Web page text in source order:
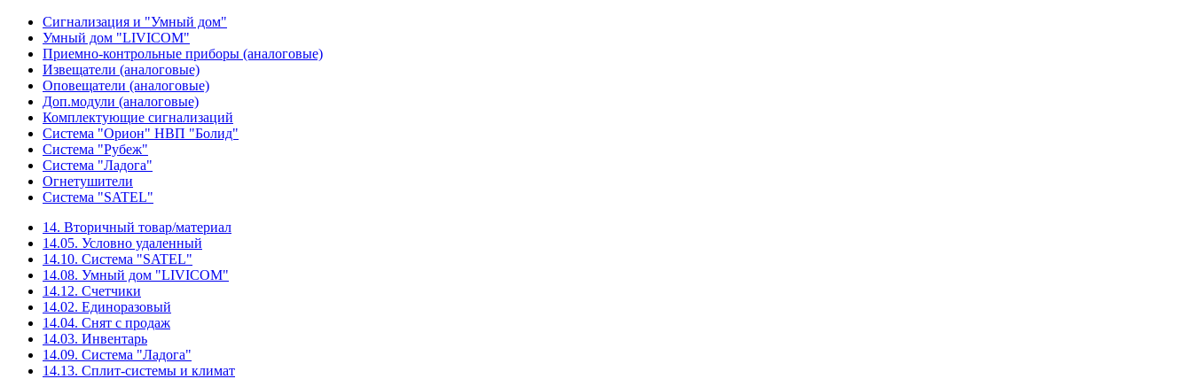
Сигнализация и "Умный дом"
Умный дом "LIVICOM"
Приемно-контрольные приборы (аналоговые)
Извещатели (аналоговые)
Оповещатели (аналоговые)
Доп.модули (аналоговые)
Комплектующие сигнализаций
Система "Орион" НВП "Болид"
Система "Рубеж"
Система "Ладога"
Огнетушители
Система "SATEL"
14. Вторичный товар/материал
14.05. Условно удаленный
14.10. Система "SATEL"
14.08. Умный дом "LIVICOM"
14.12. Счетчики
14.02. Единоразовый
14.04. Снят с продаж
14.03. Инвентарь
14.09. Система "Ладога"
14.13. Сплит-системы и климат